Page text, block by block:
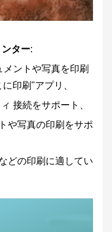
ンター:
ントや写真を印刷
印刷"アプリ、
接続をサポート、
や写真の印刷をサポ
どの印刷に適してい